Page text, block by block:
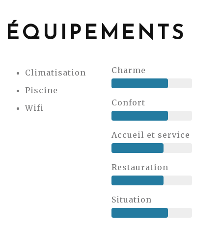
ÉQUIPEMENTS
Climatisation
Piscine
Wifi
Charme
Confort
Accueil et service
Restauration
Situation